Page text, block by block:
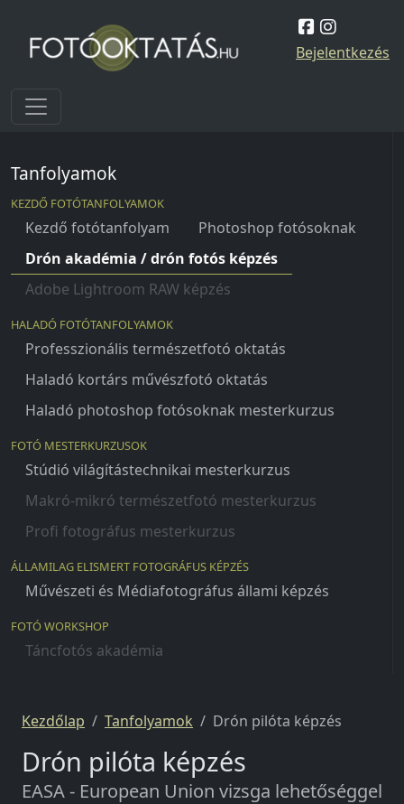
Bejelentkezés
Tanfolyamok
KEZDŐ FOTÓTANFOLYAMOK
Kezdő fotótanfolyam
Photoshop fotósoknak
Drón akadémia / drón fotós képzés
Adobe Lightroom RAW képzés
HALADÓ FOTÓTANFOLYAMOK
Professzionális természetfotó oktatás
Haladó kortárs művészfotó oktatás
Haladó photoshop fotósoknak mesterkurzus
FOTÓ MESTERKURZUSOK
Stúdió világítástechnikai mesterkurzus
Makró-mikró természetfotó mesterkurzus
Profi fotográfus mesterkurzus
ÁLLAMILAG ELISMERT FOTOGRÁFUS KÉPZÉS
Művészeti és Médiafotográfus állami képzés
FOTÓ WORKSHOP
Táncfotós akadémia
Kezdőlap Tanfolyamok Drón pilóta képzés
Drón pilóta képzés
EASA - European Union vizsga lehetőséggel